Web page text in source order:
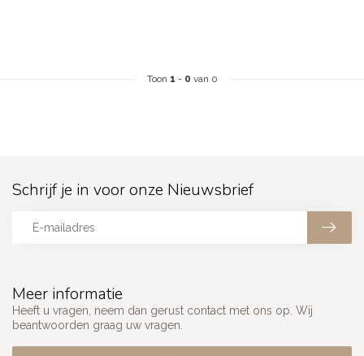
Toon 1 - 0 van 0
Meer informatie
Heeft u vragen, neem dan gerust contact met ons op. Wij
beantwoorden graag uw vragen.
Schrijf je in voor onze Nieuwsbrief